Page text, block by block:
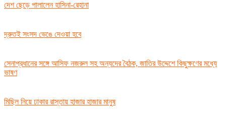
দেশ ছেড়ে পালালেন হাসিনা-রেহানা
দ্রুতই সংসদ ভেঙে দেওয়া হবে
সেনাপ্রধানের সঙ্গে আসিফ নজরুল সহ অন্যদের বৈঠক, জাতির উদ্দেশে কিছুক্ষণের মধ্যে
ভাষণ
মিছিল নিয়ে ঢাকার রাস্তায় হাজার হাজার মানুষ